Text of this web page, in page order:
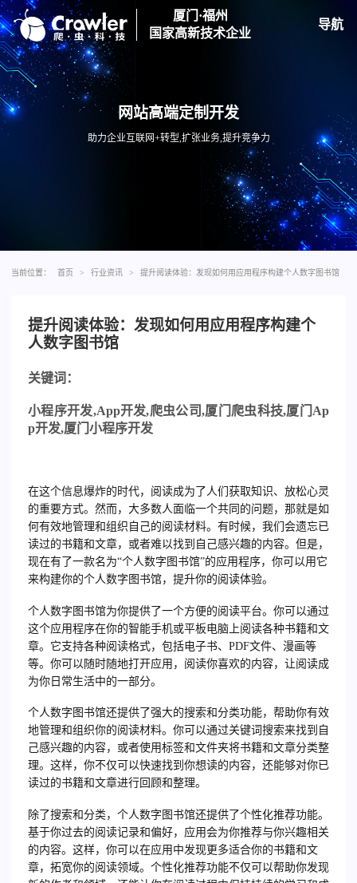
厦门·福州
国家高新技术企业
导航
网站高端定制开发
助力企业互联网+转型,扩张业务,提升竞争力
当前位置： 首页 > 行业资讯 > 提升阅读体验：发现如何用应用程序构建个人数字图书馆
提升阅读体验：发现如何用应用程序构建个
人数字图书馆
关键词：
小程序开发,App开发,爬虫公司,厦门爬虫科技,厦门 Ap
p开发,厦门小程序开发
在这个信息爆炸的时代，阅读成为了人们获取知识、放松心灵
的重要方式。然而，大多数人面临一个共同的问题，那就是如
何有效地管理和组织自己的阅读材料。有时候，我们会遗忘已
读过的书籍和文章，或者难以找到自己感兴趣的内容。但是，
现在有了一款名为“个人数字图书馆”的应用程序，你可以用它
来构建你的个人数字图书馆，提升你的阅读体验。
个人数字图书馆为你提供了一个方便的阅读平台。你可以通过
这个应用程序在你的智能手机或平板电脑上阅读各种书籍和文
章。它支持各种阅读格式，包括电子书、PDF文件、漫画等
等。你可以随时随地打开应用，阅读你喜欢的内容，让阅读成
为你日常生活中的一部分。
个人数字图书馆还提供了强大的搜索和分类功能，帮助你有效
地管理和组织你的阅读材料。你可以通过关键词搜索来找到自
己感兴趣的内容，或者使用标签和文件夹将书籍和文章分类整
理。这样，你不仅可以快速找到你想读的内容，还能够对你已
读过的书籍和文章进行回顾和整理。
除了搜索和分类，个人数字图书馆还提供了个性化推荐功能。
基于你过去的阅读记录和偏好，应用会为你推荐与你兴趣相关
的内容。这样，你可以在应用中发现更多适合你的书籍和文
章，拓宽你的阅读领域。个性化推荐功能不仅可以帮助你发现